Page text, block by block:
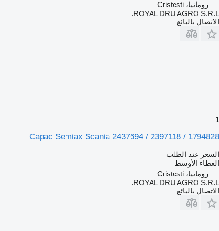
رومانيا، Cristesti
ROYAL DRU AGRO S.R.L.
الاتصال بالبائع
1
Capac Semiax Scania 2437694 / 2397118 / 1794828
السعر عند الطلب
الغطاء الأوسط
رومانيا، Cristesti
ROYAL DRU AGRO S.R.L.
الاتصال بالبائع